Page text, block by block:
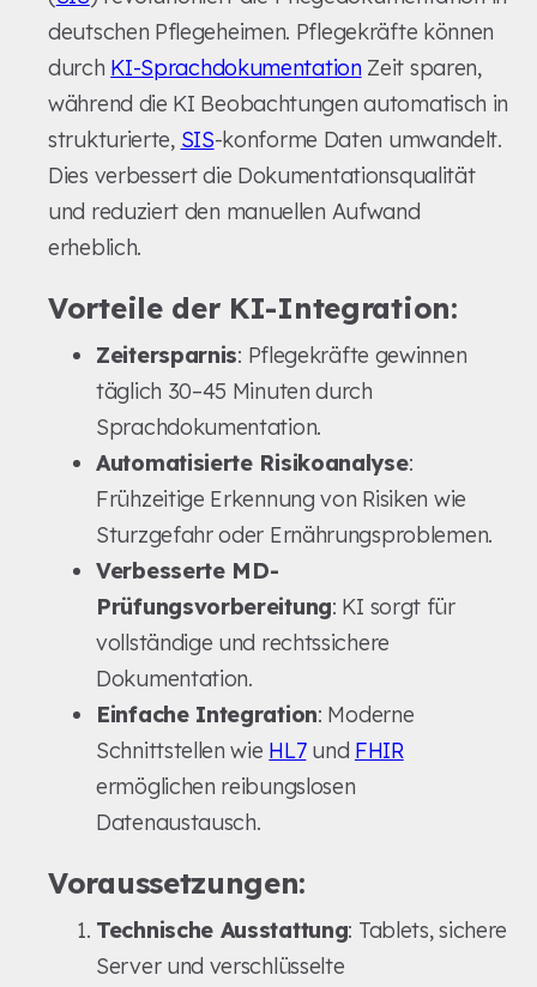
deutschen Pflegeheimen. Pflegekräfte können
durch KI-Sprachdokumentation Zeit sparen,
während die KI Beobachtungen automatisch in
strukturierte, SIS-konforme Daten umwandelt.
Dies verbessert die Dokumentationsqualität
und reduziert den manuellen Aufwand
erheblich.
Vorteile der KI-Integration:
Zeitersparnis: Pflegekräfte gewinnen
täglich 30–45 Minuten durch
Sprachdokumentation.
Automatisierte Risikoanalyse:
Frühzeitige Erkennung von Risiken wie
Sturzgefahr oder Ernährungsproblemen.
Verbesserte MD-
Prüfungsvorbereitung: KI sorgt für
vollständige und rechtssichere
Dokumentation.
Einfache Integration: Moderne
Schnittstellen wie HL7und FHIR
ermöglichen reibungslosen
Datenaustausch.
Voraussetzungen:
Technische Ausstattung: Tablets, sichere
Server und verschlüsselte